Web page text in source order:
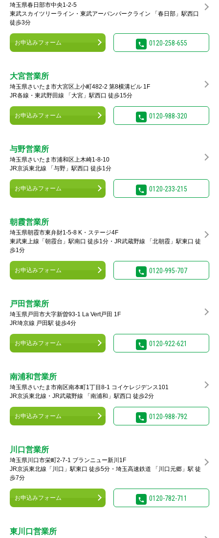
埼玉県春日部市中央1-2-5
東武スカイツリーライン・東武アーバンパークライン 「春日部」駅西口
徒歩3分
お申込みフォーム 0120-258-655
大宮営業所
埼玉県さいたま市大宮区上小町482-2 第8横溝ビル 1F
JR各線・東武野田線 「大宮」駅西口 徒歩15分
お申込みフォーム 0120-988-320
与野営業所
埼玉県さいたま市浦和区上木崎1-8-10
JR京浜東北線 「与野」駅西口 徒歩1分
お申込みフォーム 0120-233-215
朝霞営業所
埼玉県朝霞市東弁財1-5-8 K・ステージ4F
東武東上線「朝霞台」駅南口 徒歩1分・JR武蔵野線 「北朝霞」駅東口 徒
歩1分
お申込みフォーム 0120-995-707
戸田営業所
埼玉県戸田市大字新曽93-1 La Vert戸田 1F
JR埼京線 戸田駅 徒歩4分
お申込みフォーム 0120-922-621
南浦和営業所
埼玉県さいたま市南区南本町1丁目8-1 コイケレジデンス101
JR京浜東北線・JR武蔵野線 「南浦和」駅西口 徒歩2分
お申込みフォーム 0120-988-792
川口営業所
埼玉県川口市栄町2-7-1 ブランニュー新川1F
JR京浜東北線「川口」駅東口 徒歩5分・埼玉高速鉄道 「川口元郷」駅 徒
歩7分
お申込みフォーム 0120-782-711
東川口営業所